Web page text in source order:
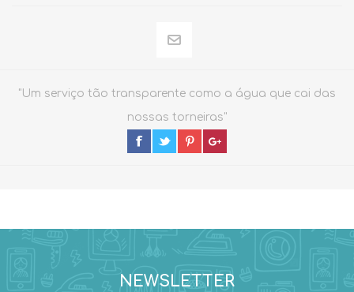
"Um serviço tão transparente como a água que cai das
nossas torneiras"
NEWSLETTER